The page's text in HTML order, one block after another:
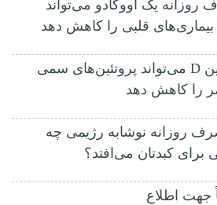
یک آووکادو می‌تواند
قلبی را کاهش دهد
ویتامین D می‌تواند پروتئین‌های سمی
را کاهش دهد
روزانه نوشابه رژیمی چه
کبدتان می‌افتد؟
اطلاع